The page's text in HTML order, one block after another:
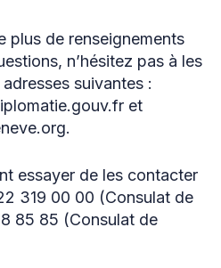
plus de renseignements
n’hésitez pas à les
suivantes :
et
essayer de les contacter
319 00 00 (Consulat de
85 85 (Consulat de